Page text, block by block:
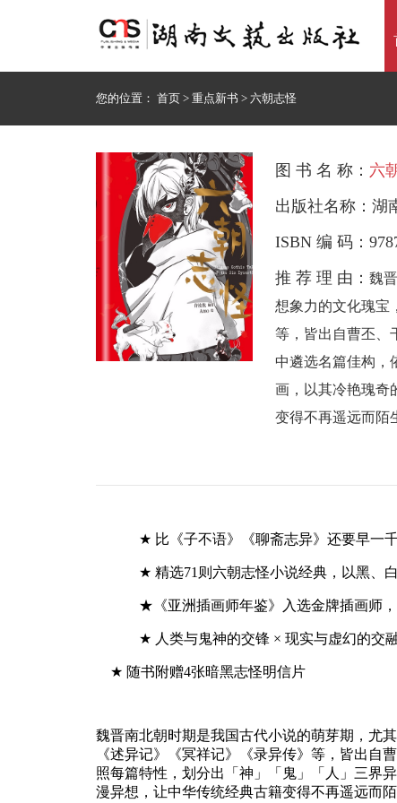
您的位置： 首页 > 重点新书 > 六朝志怪
图 书 名 称： 六
出版社名称：湖
ISBN 编 码：
推 荐 理 由： 魏
想象力的文化瑰宝
等，皆出自曹丕、
中遴选名篇佳构，
画，以其冷艳瑰奇
变得不再遥远而陌
★ 比《子不语》《聊斋志异》还要早一
★ 精选71 则六朝志怪小说经典，以黑、
★ 《亚洲插画师年鉴》入选金牌插画师
★ 人类与鬼神的交锋 × 现实与虚幻的交
★ 随书附赠4张暗黑志怪明信片
魏晋南北朝时期是我国古代小说的萌芽期，尤
《述异记》《冥祥记》《录异传》等，皆出
照每篇特性，划分出「神」「鬼」「人」三界
漫异想，让中华传统经典古籍变得不再遥远而陌